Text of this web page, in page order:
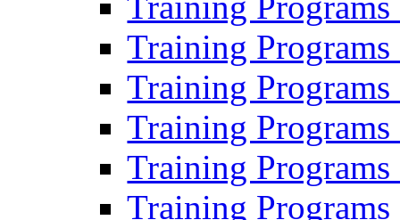
Training Programs
Training Programs
Training Programs
Training Programs
Training Programs